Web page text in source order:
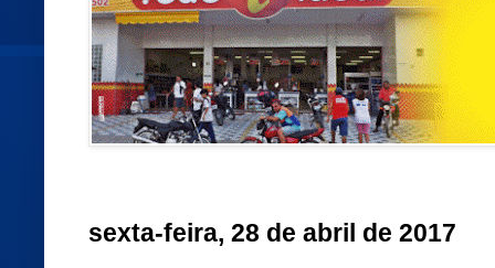
sexta-feira, 28 de abril de 2017